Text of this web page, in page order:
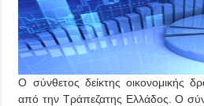
Ο σύνθετος δείκτης οικονομικής
από την Τράπεζατης Ελλάδος. Ο